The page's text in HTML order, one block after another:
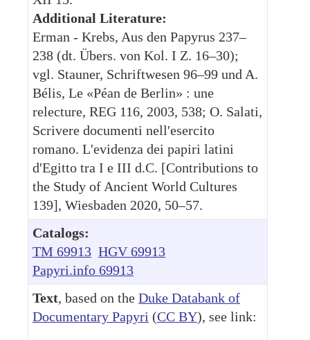
Additional Literature:
Erman - Krebs, Aus den Papyrus 237–
238 (dt. Übers. von Kol. I Z. 16–30);
vgl. Stauner, Schriftwesen 96–99 und A.
Bélis, Le «Péan de Berlin» : une
relecture, REG 116, 2003, 538; O. Salati,
Scrivere documenti nell'esercito
romano. L'evidenza dei papiri latini
d'Egitto tra I e III d.C. [Contributions to
the Study of Ancient World Cultures
139], Wiesbaden 2020, 50–57.
Catalogs:
TM 69913 HGV 69913
Papyri.info 69913
Text, based on the Duke Databank of
Documentary Papyri (CC BY), see link: